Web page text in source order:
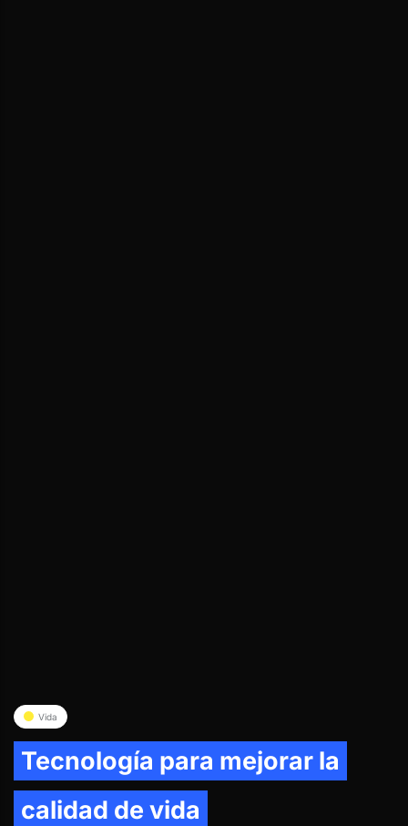
Vida
Tecnología para mejorar la
calidad de vida